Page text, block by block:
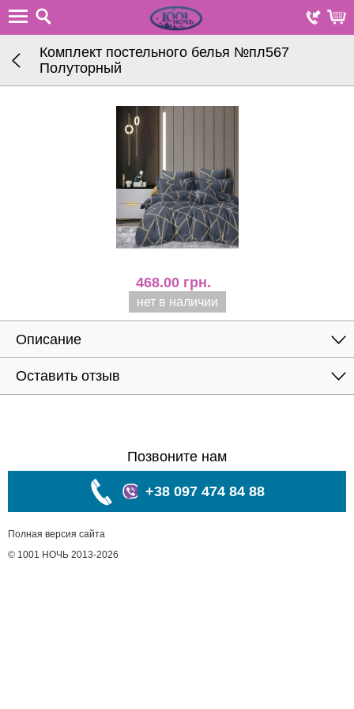
Комплект постельного белья №пл567
Полуторный
468.00 грн.
нет в наличии
Описание
Оставить отзыв
Позвоните нам
+38 097 474 84 88
Полная версия сайта
© 1001 НОЧЬ 2013-2026